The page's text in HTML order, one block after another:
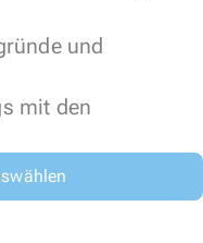
und
mit den